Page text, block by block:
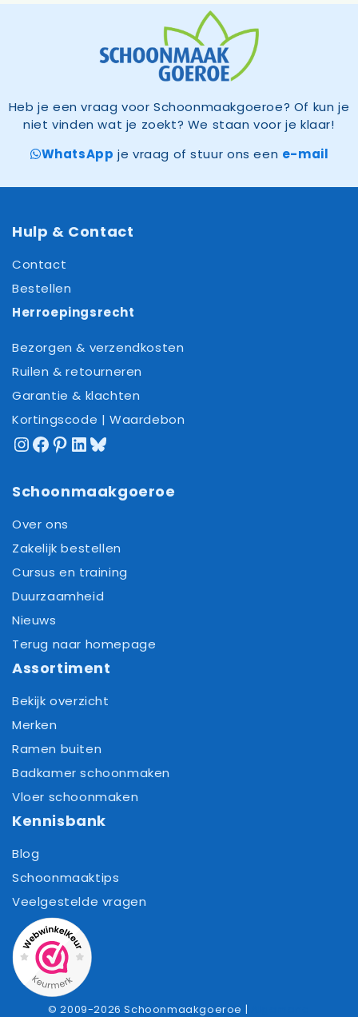
Heb je een vraag voor Schoonmaakgoeroe? Of kun je
niet vinden wat je zoekt? We staan voor je klaar!
WhatsApp je vraag of stuur ons een e-mail
Hulp & Contact
Contact
Bestellen
Herroepingsrecht
Bezorgen & verzendkosten
Ruilen & retourneren
Garantie & klachten
Kortingscode | Waardebon
Instagram
Facebook
Pinterest
LinkedIn
Bluesky
Schoonmaakgoeroe
Over ons
Zakelijk bestellen
Cursus en training
Duurzaamheid
Nieuws
Terug naar homepage
Assortiment
Bekijk overzicht
Merken
Ramen buiten
Badkamer schoonmaken
Vloer schoonmaken
Kennisbank
Blog
Schoonmaaktips
Veelgestelde vragen
© 2009-2026 Schoonmaakgoeroe |